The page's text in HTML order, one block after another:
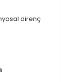
direnç